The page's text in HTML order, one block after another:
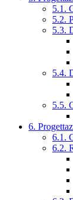
5.1.
5.2.
5.3.
5.4.
5.5.
6.
6.1.
6.2.